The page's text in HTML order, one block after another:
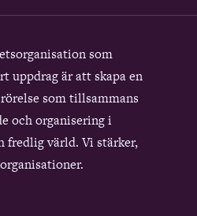
som
uppdrag är att skapa en
som tillsammans
och organisering i
fredlig värld. Vi stärker,